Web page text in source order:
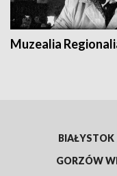
Muzealia
BIAŁYSTOK
GORZÓW